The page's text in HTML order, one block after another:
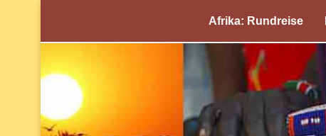
Afrika: Rundreise